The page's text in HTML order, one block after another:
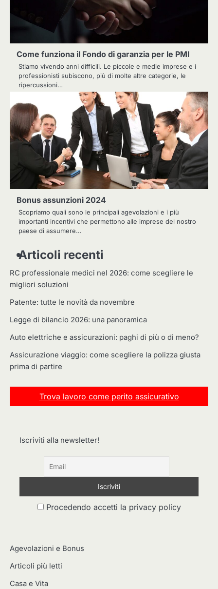
Come funziona il Fondo di garanzia per le PMI
Stiamo vivendo anni difficili. Le piccole e medie imprese e i
professionisti subiscono, più di molte altre categorie, le
ripercussioni…
Bonus assunzioni 2024
Scopriamo quali sono le principali agevolazioni e i più
importanti incentivi che permettono alle imprese del nostro
paese di assumere…
Articoli recenti
RC professionale medici nel 2026: come scegliere le
migliori soluzioni
Patente: tutte le novità da novembre
Legge di bilancio 2026: una panoramica
Auto elettriche e assicurazioni: paghi di più o di meno?
Assicurazione viaggio: come scegliere la polizza giusta
prima di partire
Trova lavoro come perito assicurativo
Iscriviti alla newsletter!
Procedendo accetti la privacy policy
Agevolazioni e Bonus
Articoli più letti
Casa e Vita